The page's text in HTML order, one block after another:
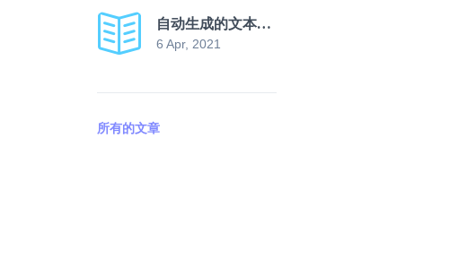
自动生成的文本摘要 API
6 Apr, 2021
所有的文章